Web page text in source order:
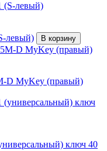
левый)
В корзину
D MyKey (правый)
ключ 40